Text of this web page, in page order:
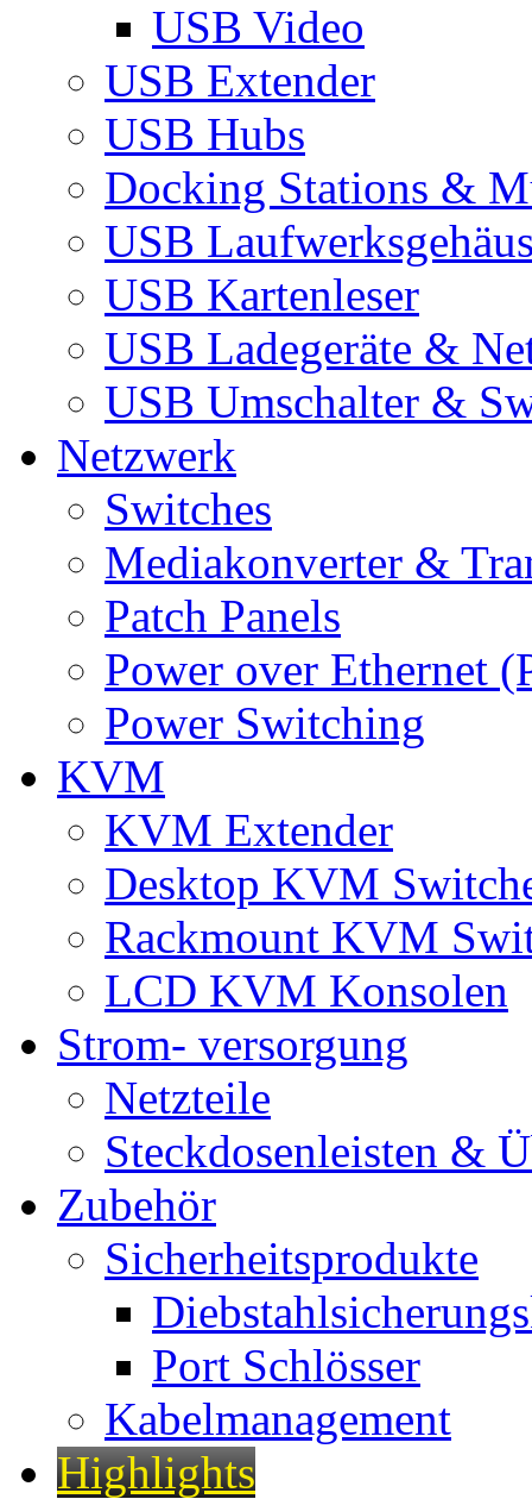
USB Video
USB Extender
USB Hubs
Docking Stations &
USB
USB Kartenleser
USB Ladegeräte &
USB Umschalter &
Netzwerk
Switches
Mediakonverter &
Patch Panels
Power over Ethernet
Power Switching
KVM
KVM Extender
Desktop KVM
Rackmount KVM
LCD KVM Konsolen
Strom- versorgung
Netzteile
Steckdosenleisten &
Zubehör
Sicherheitsprodukte
Port Schlösser
Kabelmanagement
Highlights